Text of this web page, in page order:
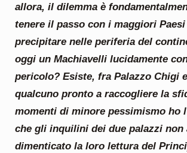
allora, il dilemma è
tenere il passo con i maggiori
precipitare nelle periferia del
oggi un Machiavelli lucidamente
pericolo? Esiste, fra Palazzo Chigi
qualcuno pronto a raccogliere la
momenti di minore pessimismo ho
che gli inquilini dei due palazzi non
dimenticato la loro lettura del